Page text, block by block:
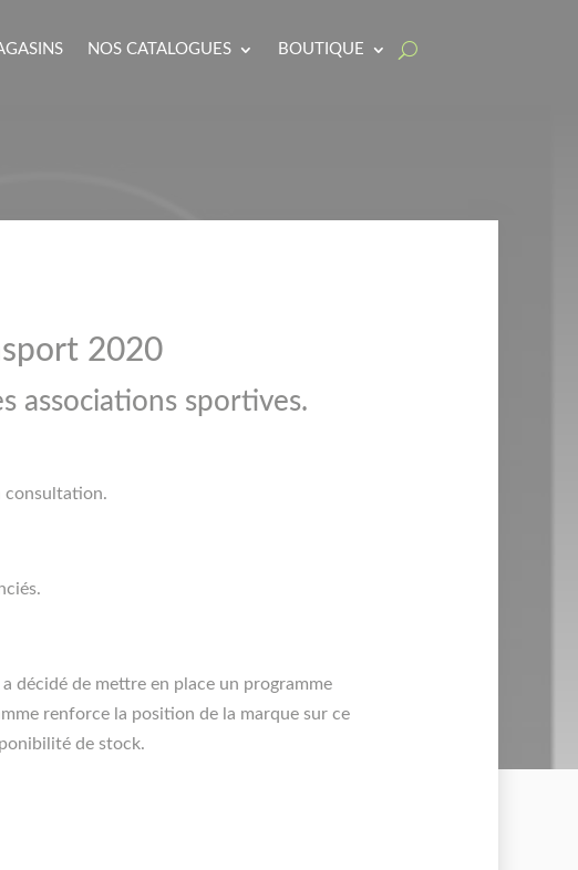
NOS CATALOGUES BOUTIQUE
2020
associations sportives.
consultation.
décidé de mettre en place un programme
renforce la position de la marque sur ce
de stock.